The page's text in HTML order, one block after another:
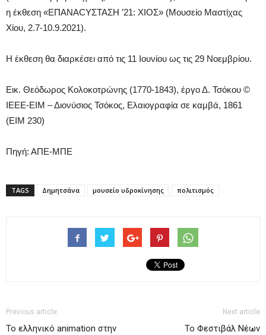
η έκθεση «ΕΠΑΝΑCYΣΤΑΣΗ ’21: ΧΙΟΣ» (Μουσείο Μαστίχας
Χίου, 2.7-10.9.2021).
Η έκθεση θα διαρκέσει από τις 11 Ιουνίου ως τις 29 Νοεμβρίου.
Εικ. Θεόδωρος Κολοκοτρώνης (1770-1843), έργο Δ. Τσόκου ©
ΙΕΕΕ-ΕΙΜ – Διονύσιος Τσόκος, Ελαιογραφία σε καμβά, 1861
(ΕΙΜ 230)
Πηγή: ΑΠΕ-ΜΠΕ
TAGS Δημητσάνα μουσείο υδροκίνησης πολιτισμός
Previous article
Το ελληνικό animation στην
Next article
Το Φεστιβάλ Νέων